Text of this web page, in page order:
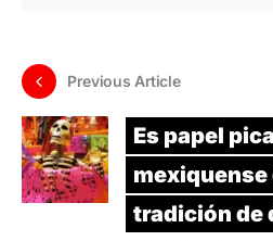
Previous Article
Es papel
mexiquense
tradición de